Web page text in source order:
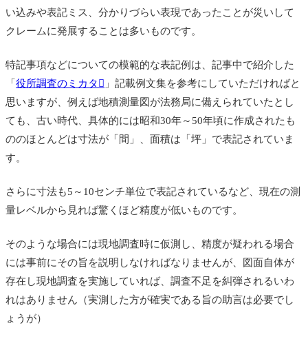
い込みや表記ミス、分かりづらい表現であったことが災いして
クレームに発展することは多いものです。
特記事項などについての模範的な表記例は、記事中で紹介した
「 役所調査のミカタ
」記載例文集を参考にしていただければと
思いますが、例えば地積測量図が法務局に備えられていたとし
ても、古い時代、具体的には昭和30年～50年頃に作成されたも
ののほとんどは寸法が「間」、面積は「坪」で表記されていま
す。
さらに寸法も5～10センチ単位で表記されているなど、現在の測
量レベルから見れば驚くほど精度が低いものです。
そのような場合には現地調査時に仮測し、精度が疑われる場合
には事前にその旨を説明しなければなりませんが、図面自体が
存在し現地調査を実施していれば、調査不足を糾弾されるいわ
れはありません（実測した方が確実である旨の助言は必要でし
ょうが）